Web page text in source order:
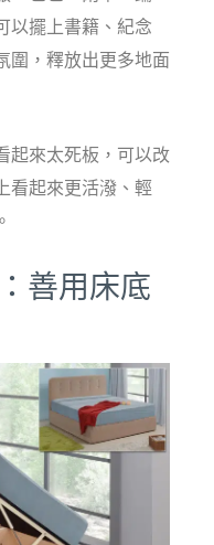
以擺上書籍、紀念
圍，釋放出更多地面
起來太死板，可以改
看起來更活潑、輕
善用床底